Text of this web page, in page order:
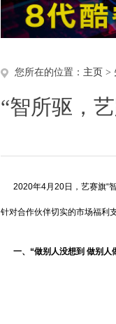
您所在的位置： 主页 >
“智所驱，
2020年4月20日，艺赛旗“
针对合作伙伴切实的市场福利
一、“做别人没想到 做别人